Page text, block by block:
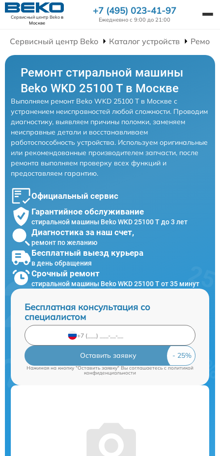
Сервисный центр Bekoв
Москве
+7 (495) 023-41-97
Ежедневно с 9:00 до 21:00
Сервисный центр Beko Каталог устройств
Ремонт стиральной машины
Beko WKD 25100 T в Москве
Выполняем ремонт Beko WKD 25100 T в Москве с
устранением неисправностей любой сложности. Проводим
диагностику, выявляем причины поломки, заменяем
неисправные детали и восстанавливаем
работоспособность устройства. Используем оригинальные
или рекомендованные производителем запчасти, после
ремонта выполняем проверку всех функций и
предоставляем гарантию.
Официальный сервис
Гарантийное обслуживание
стиральной машины Beko WKD 25100 T до 3 лет
Диагностика за наш счет,
ремонт по желанию
Бесплатный выезд курьера
в день обращения
Срочный ремонт
стиральной машины Beko WKD 25100 T от 35 минут
Бесплатная консультация со
специалистом
Оставить заявку
Нажимая на кнопку "Оставить заявку" Вы соглашаетесь c политикой
конфиденциальности